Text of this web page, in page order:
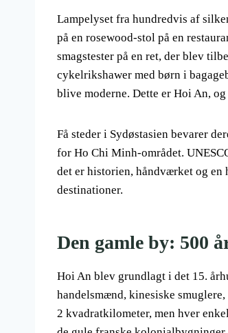
Lampelyset fra hundredvis af
på en rosewood-stol på en
smagstester på en ret, der blev
cykelrikshawer med børn i
blive moderne. Dette er Hoi An,
Få steder i Sydøstasien bevarer
for Ho Chi Minh-området.
det er historien, håndværket og
destinationer.
Den gamle by: 500
Hoi An blev grundlagt i det 15.
handelsmænd, kinesiske
2 kvadratkilometer, men hver